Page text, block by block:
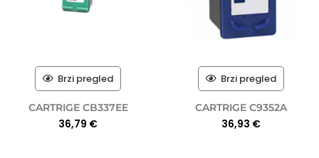
Brzi pregled
CARTRIGE CB337EE
36,79 €
Brzi pregled
CARTRIGE C9352A
36,93 €